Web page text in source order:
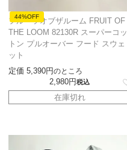
44%OFF
フルーツオブザルーム FRUIT OF
THE LOOM 82130R スーパーコッ
トン プルオーバー フード スウェ
ット
定価 5,390 のところ
2,980 税込
在庫切れ